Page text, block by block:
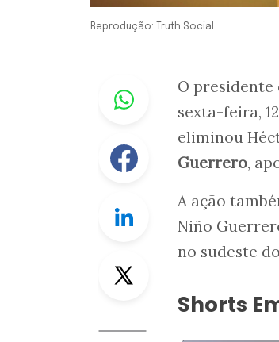
Reprodução: Truth Social
Whastapp
Facebook
Linkedin
Twitter
O presidente
sexta-feira,
eliminou
Guerrero,
A ação
Niño
no sudeste
Shorts